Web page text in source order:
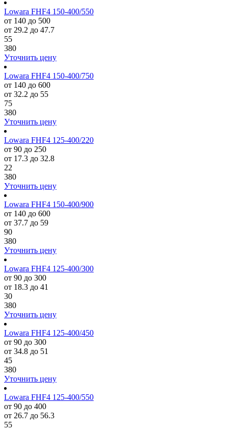
Lowara FHF4 150-400/550
от 140 до 500
от 29.2 до 47.7
55
380
Уточнить цену
Lowara FHF4 150-400/750
от 140 до 600
от 32.2 до 55
75
380
Уточнить цену
Lowara FHF4 125-400/220
от 90 до 250
от 17.3 до 32.8
22
380
Уточнить цену
Lowara FHF4 150-400/900
от 140 до 600
от 37.7 до 59
90
380
Уточнить цену
Lowara FHF4 125-400/300
от 90 до 300
от 18.3 до 41
30
380
Уточнить цену
Lowara FHF4 125-400/450
от 90 до 300
от 34.8 до 51
45
380
Уточнить цену
Lowara FHF4 125-400/550
от 90 до 400
от 26.7 до 56.3
55